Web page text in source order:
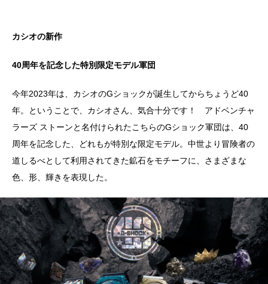
カシオの新作
40周年を記念した特別限定モデル軍団
今年2023年は、カシオのGショックが誕生してからちょうど40
年。ということで、カシオさん、気合十分です！ アドベンチャ
ラーズ ストーンと名付けられたこちらのGショック軍団は、40
周年を記念した、どれもが特別な限定モデル。中世より冒険者の
道しるべとして利用されてきた鉱石をモチーフに、さまざまな
色、形、輝きを表現した。